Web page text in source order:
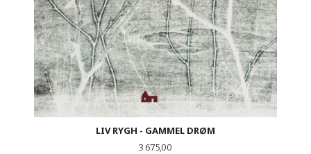
LIV RYGH - GAMMEL DRØM
Pris
3 675,00